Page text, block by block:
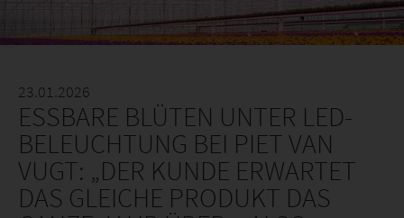
23.01.2026
ESSBARE BLÜTEN UNTER LED-
BELEUCHTUNG BEI PIET VAN
VUGT: „DER KUNDE ERWARTET
DAS GLEICHE PRODUKT DAS